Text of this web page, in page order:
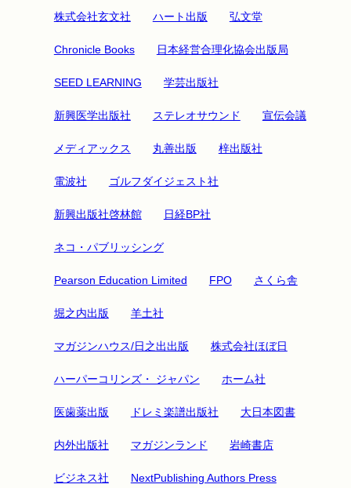
株式会社玄文社 ハート出版 弘文堂
Chronicle Books 日本経営合理化協会出版局
SEED LEARNING 学芸出版社
新興医学出版社 ステレオサウンド 宣伝会議
メディアックス 丸善出版 梓出版社
電波社 ゴルフダイジェスト社
新興出版社啓林館 日経BP社
ネコ・パブリッシング
Pearson Education Limited FPO さくら舎
堀之内出版 羊土社
マガジンハウス/日之出出版 株式会社ほぼ日
ハーパーコリンズ・ ジャパン ホーム社
医歯薬出版 ドレミ楽譜出版社 大日本図書
内外出版社 マガジンランド 岩崎書店
ビジネス社 NextPublishing Authors Press